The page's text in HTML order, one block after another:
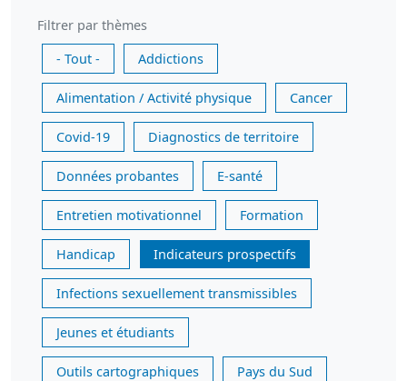
Filtrer par thèmes
- Tout -
Addictions
Alimentation / Activité physique Cancer
Covid-19 Diagnostics de territoire
Données probantes E-santé
Entretien motivationnel Formation
Handicap Indicateurs prospectifs
Infections sexuellement transmissibles
Jeunes et étudiants
Outils cartographiques Pays du Sud